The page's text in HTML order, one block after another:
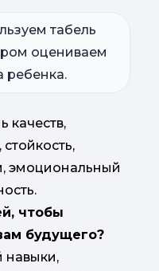
табель
оцениваем
ребенка.
качеств,
эмоциональный
чтобы
будущего?
навыки,